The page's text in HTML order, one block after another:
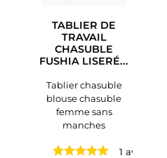
TABLIER DE
TRAVAIL
CHASUBLE
FUSHIA LISERÉ...
Tablier chasuble
blouse chasuble
femme sans
manches
1 avis